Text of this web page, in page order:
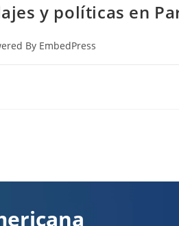
y políticas en
By EmbedPress